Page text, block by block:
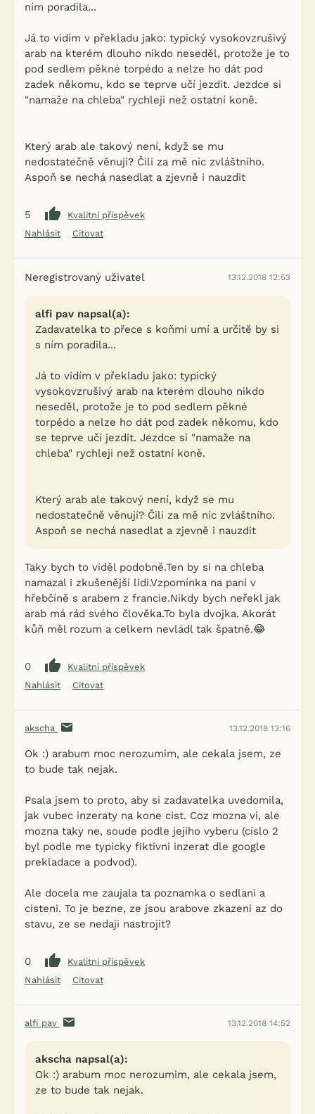
ním poradila...
Já to vidím v překladu jako: typický vysokovzrušivý
arab na kterém dlouho nikdo neseděl, protože je to
pod sedlem pěkné torpédo a nelze ho dát pod
zadek někomu, kdo se teprve učí jezdit. Jezdce si
"namaže na chleba" rychleji než ostatní koně.
Který arab ale takový není, když se mu
nedostatečně věnují? Čili za mě nic zvláštního.
Aspoň se nechá nasedlat a zjevně i nauzdit
5
Kvalitní příspěvek
Nahlásit
Citovat
Neregistrovaný uživatel 13.12.2018 12:53
alfi pav napsal(a):
Zadavatelka to přece s koňmi umí a určitě by si
s ním poradila...
Já to vidím v překladu jako: typický
vysokovzrušivý arab na kterém dlouho nikdo
neseděl, protože je to pod sedlem pěkné
torpédo a nelze ho dát pod zadek někomu, kdo
se teprve učí jezdit. Jezdce si "namaže na
chleba" rychleji než ostatní koně.
Který arab ale takový není, když se mu
nedostatečně věnují? Čili za mě nic zvláštního.
Aspoň se nechá nasedlat a zjevně i nauzdit
Taky bych to viděl podobně.Ten by si na chleba
namazal i zkušenější lidi.Vzpomínka na paní v
hřebčíně s arabem z francie.Nikdy bych neřekl jak
arab má rád svého člověka.To byla dvojka. Akorát
kůň měl rozum a celkem nevládl tak špatně.😂
0
Kvalitní příspěvek
Nahlásit
Citovat
akscha 13.12.2018 13:16
Ok :) arabum moc nerozumim, ale cekala jsem, ze
to bude tak nejak.
Psala jsem to proto, aby si zadavatelka uvedomila,
jak vubec inzeraty na kone cist. Coz mozna vi, ale
mozna taky ne, soude podle jejiho vyberu (cislo 2
byl podle me typicky fiktivni inzerat dle google
prekladace a podvod).
Ale docela me zaujala ta poznamka o sedlani a
cisteni. To je bezne, ze jsou arabove zkazeni az do
stavu, ze se nedaji nastrojit?
0
Kvalitní příspěvek
Nahlásit
Citovat
alfi pav 13.12.2018 14:52
akscha napsal(a):
Ok :) arabum moc nerozumim, ale cekala jsem,
ze to bude tak nejak.